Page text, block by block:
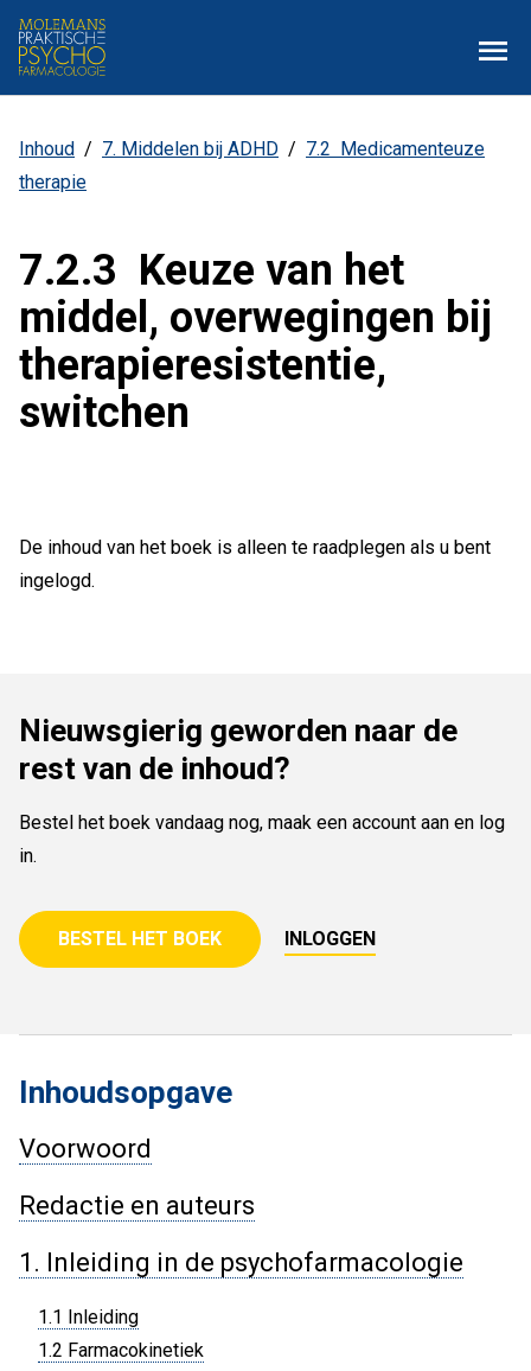
Overslaan
en
naar
inhoud
gaan
Menu
Kruimelpad
Inhoud 7. Middelen bij ADHD
7.2 Medicamenteuze
therapie
7.2.3 Keuze van het
middel, overwegingen bij
therapieresistentie,
switchen
De inhoud van het boek is alleen te raadplegen als u bent
ingelogd.
Nieuwsgierig geworden naar de
rest van de inhoud?
Bestel het boek vandaag nog, maak een account aan en log
in.
BESTEL HET BOEK INLOGGEN
Inhoudsopgave
Voorwoord
Redactie en auteurs
1. Inleiding in de psychofarmacologie
1.1 Inleiding
1.2 Farmacokinetiek